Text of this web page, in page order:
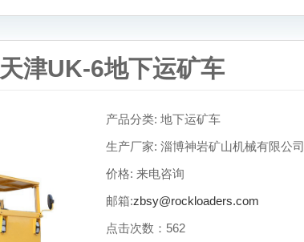
天津UK-6地下运矿车
产品分类: 地下运矿车
生产厂家: 淄博神岩矿山机械有限公司
价格: 来电咨询
邮箱:zbsy@rockloaders.com
点击次数： 562